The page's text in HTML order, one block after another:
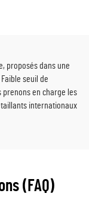
proposés dans une
seuil de
prenons en charge les
internationaux
(FAQ)